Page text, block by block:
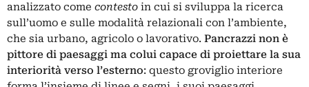
analizzato come contesto in cui si sviluppa la ricerca
sull’uomo e sulle modalità relazionali con l’ambiente,
che sia urbano, agricolo o lavorativo. Pancrazzi non è
pittore di paesaggi ma colui capace di proiettare la sua
interiorità verso l’esterno: questo groviglio interiore